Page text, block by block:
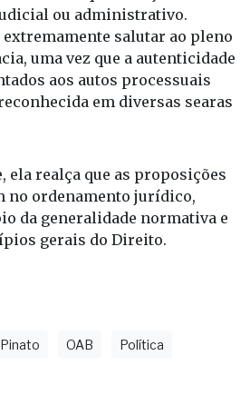
ou administrativo.
extremamente salutar ao pleno
uma vez que a autenticidade
aos autos processuais
em diversas searas
ela realça que as proposições
no ordenamento jurídico,
da generalidade normativa e
gerais do Direito.
OAB Política